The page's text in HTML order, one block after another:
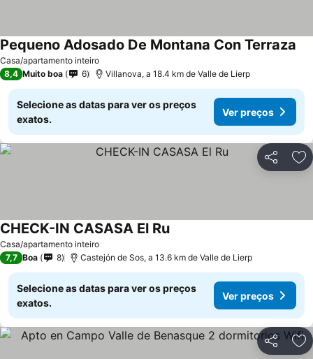
Casa/apartamento inteiro
Pequeno Adosado De Montana Con Terraza
8,4 Muito boa 6 Villanova, a 18.4 km de Valle de Lierp
Selecione as datas para ver os preços
exatos.
Ver preços
Partilhar
Casa/apartamento inteiro
CHECK-IN CASASA El Ru
7,7 Boa 8 Castejón de Sos, a 13.6 km de Valle de Lierp
Selecione as datas para ver os preços
exatos.
Ver preços
Partilhar